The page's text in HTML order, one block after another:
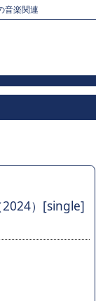
音楽関連
2024）[single]